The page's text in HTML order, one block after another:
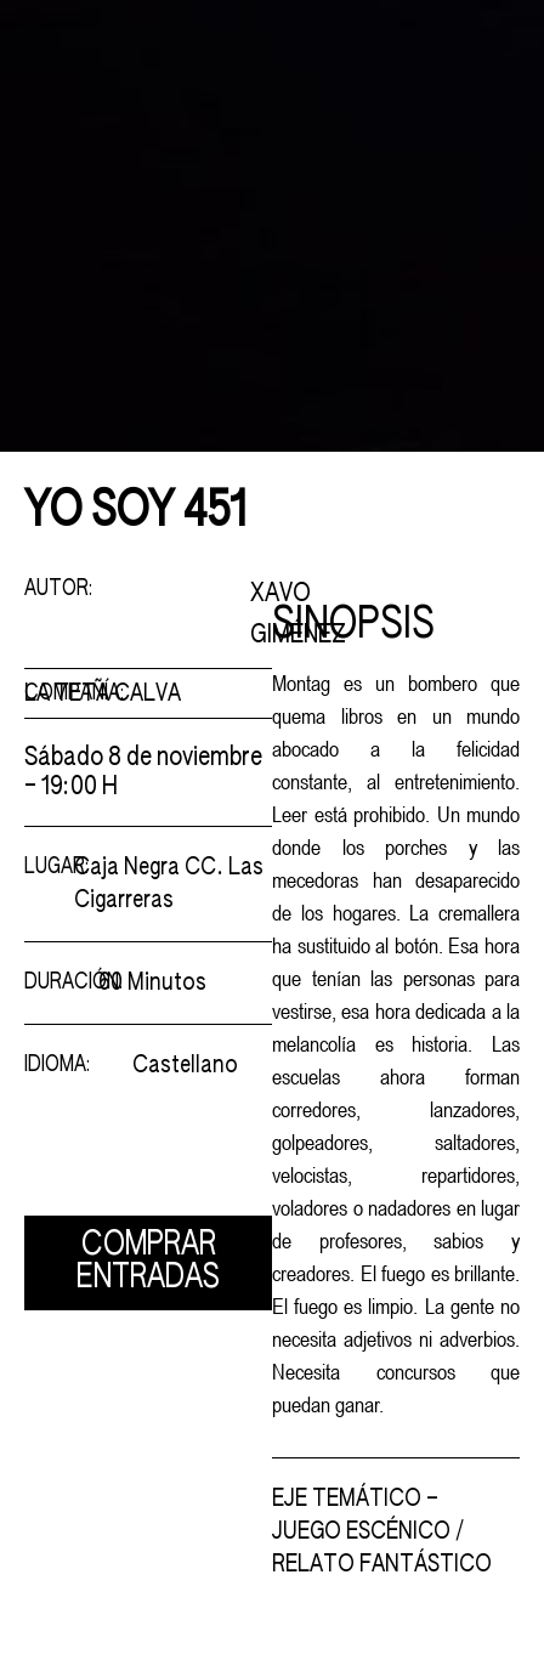
YO SOY 451
AUTOR:
XAVO
GIMÉNEZ
COMPAÑÍA:
LA TETA CALVA
Sábado 8 de noviembre
– 19:00 H
LUGAR:Caja Negra CC. Las
Cigarreras
DURACIÓN:60 Minutos
IDIOMA: Castellano
COMPRAR
ENTRADAS
SINOPSIS
Montag es un bombero que
quema libros en un mundo
abocado a la felicidad
constante, al entretenimiento.
Leer está prohibido. Un mundo
donde los porches y las
mecedoras han desaparecido
de los hogares. La cremallera
ha sustituido al botón. Esa hora
que tenían las personas para
vestirse, esa hora dedicada a la
melancolía es historia. Las
escuelas ahora forman
corredores, lanzadores,
golpeadores, saltadores,
velocistas, repartidores,
voladores o nadadores en lugar
de profesores, sabios y
creadores. El fuego es brillante.
El fuego es limpio. La gente no
necesita adjetivos ni adverbios.
Necesita concursos que
puedan ganar.
EJE TEMÁTICO –
JUEGO ESCÉNICO /
RELATO FANTÁSTICO